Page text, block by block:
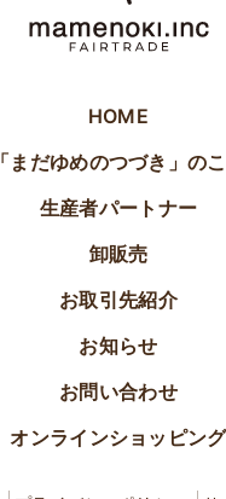
HOME
「まだゆめのつづき」の
生産者パートナー
卸販売
お取引先紹介
お知らせ
お問い合わせ
オンラインショッピング